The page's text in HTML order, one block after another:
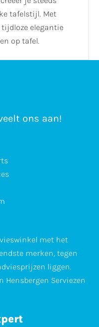
tafelstijl. Met
tijdloze elegantie
op tafel.
ons aan!
met het
merken, tegen
liggen.
Hensbergen Serviezen